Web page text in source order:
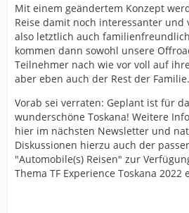
Mit einem geändertem Konzept
Reise damit noch interessanter
also letztlich auch
kommen dann sowohl unsere
Teilnehmer nach wie vor voll auf
aber eben auch der Rest der Familie.
Vorab sei verraten: Geplant ist für
wunderschöne Toskana! Weitere
hier im nächsten Newsletter und
Diskussionen hierzu auch der
"Automobile(s) Reisen" zur
Thema TF Experience Toskana 2022